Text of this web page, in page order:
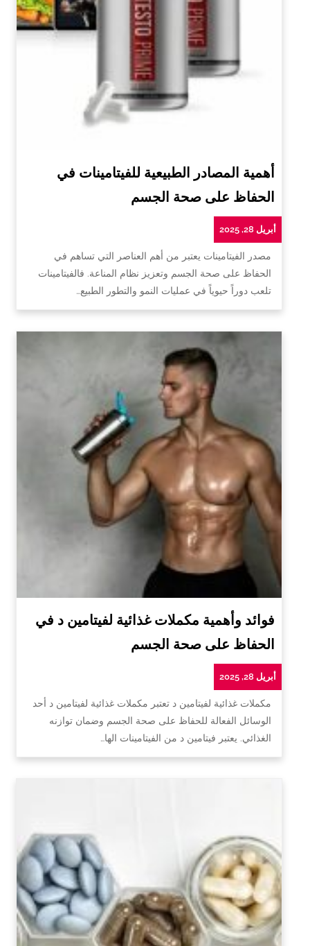
أهمية المصادر الطبيعية للفيتامينات في
الحفاظ على صحة الجسم
أبريل 28, 2025
مصدر الفيتامينات يعتبر من أهم العناصر التي تساهم في
الحفاظ على صحة الجسم وتعزيز نظام المناعة. فالفيتامينات
تلعب دوراً حيوياً في عمليات النمو والتطور الطبيع…
فوائد وأهمية مكملات غذائية لفيتامين د في
الحفاظ على صحة الجسم
أبريل 28, 2025
مكملات غذائية لفيتامين د تعتبر مكملات غذائية لفيتامين د أحد
الوسائل الفعالة للحفاظ على صحة الجسم وضمان توازنه
الغذائي. يعتبر فيتامين د من الفيتامينات الها…